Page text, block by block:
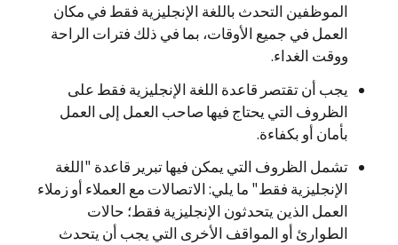
الموظفين التحدث باللغة الإنجليزية فقط في مكان
العمل في جميع الأوقات، بما في ذلك فترات الراحة
ووقت الغداء.
يجب أن تقتصر قاعدة اللغة الإنجليزية فقط على
الظروف التي يحتاج فيها صاحب العمل إلى العمل
بأمان أو بكفاءة.
تشمل الظروف التي يمكن فيها تبرير قاعدة "اللغة
الإنجليزية فقط" ما يلي: الاتصالات مع العملاء أو زملاء
العمل الذين يتحدثون الإنجليزية فقط؛ حالات
الطوارئ أو المواقف الأخرى التي يجب أن يتحدث